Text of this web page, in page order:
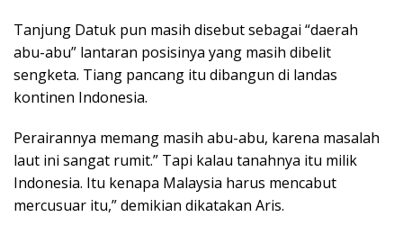
Tanjung Datuk pun masih disebut sebagai “daerah
abu-abu” lantaran posisinya yang masih dibelit
sengketa. Tiang pancang itu dibangun di landas
kontinen Indonesia.
Perairannya memang masih abu-abu, karena masalah
laut ini sangat rumit.” Tapi kalau tanahnya itu milik
Indonesia. Itu kenapa Malaysia harus mencabut
mercusuar itu,” demikian dikatakan Aris.